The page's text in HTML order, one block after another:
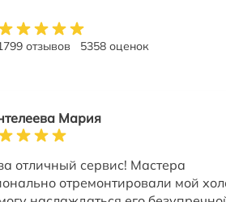
отзывов 5358 оценок
Мария
отличный сервис! Мастера
отремонтировали мой